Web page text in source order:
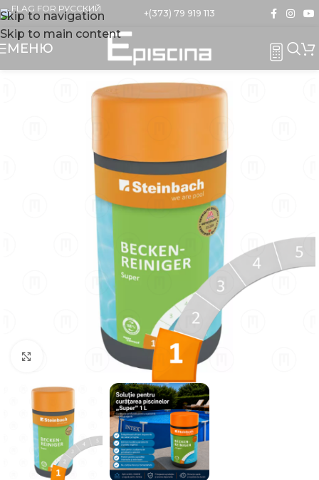
Skip to navigation
Skip to main content
+(373) 79 919 113
МЕНЮ
Click to enlarge